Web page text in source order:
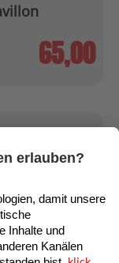
65,00